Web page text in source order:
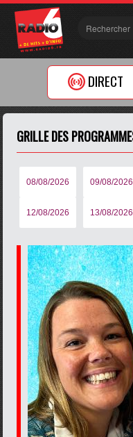
DIRECT
GRILLE DES
08/08/2026 09/08/2026
12/08/2026 13/08/2026